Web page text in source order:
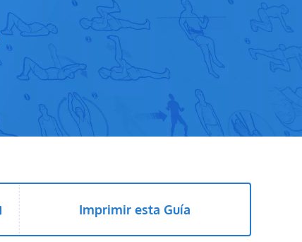
Imprimir esta Guía